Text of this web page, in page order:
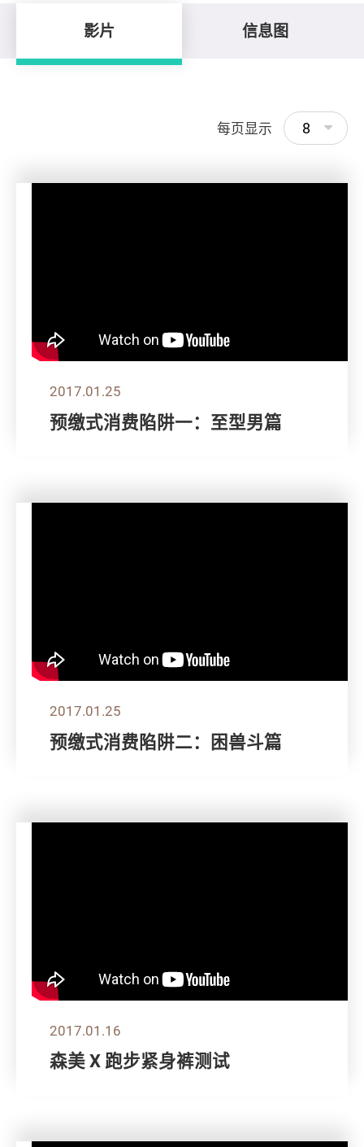
影片 信息图
每页显示 8
2017.01.25
预缴式消费陷阱一：至型男篇
2017.01.25
预缴式消费陷阱二：困兽斗篇
2017.01.16
森美 X 跑步紧身裤测试